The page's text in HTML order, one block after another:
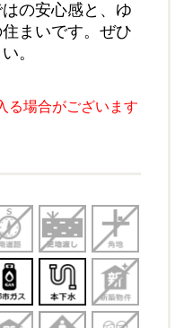
の安心感と、ゆ
まいです。ぜひ
。
る場合がございます